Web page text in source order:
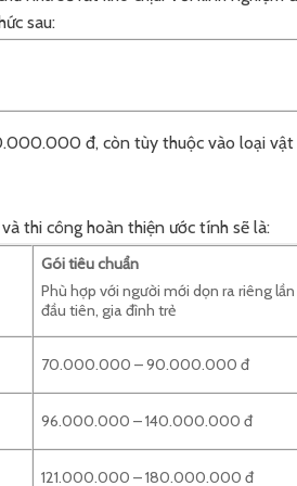
sau:
đ, còn tùy thuộc vào loại
thi công hoàn thiện ước tính sẽ là:
Gói tiêu chuẩn
Phù hợp với người mới dọn ra riêng lần
đầu tiên, gia đình trẻ
70.000.000 – 90.000.000 đ
96.000.000 – 140.000.000 đ
121.000.000 – 180.000.000 đ